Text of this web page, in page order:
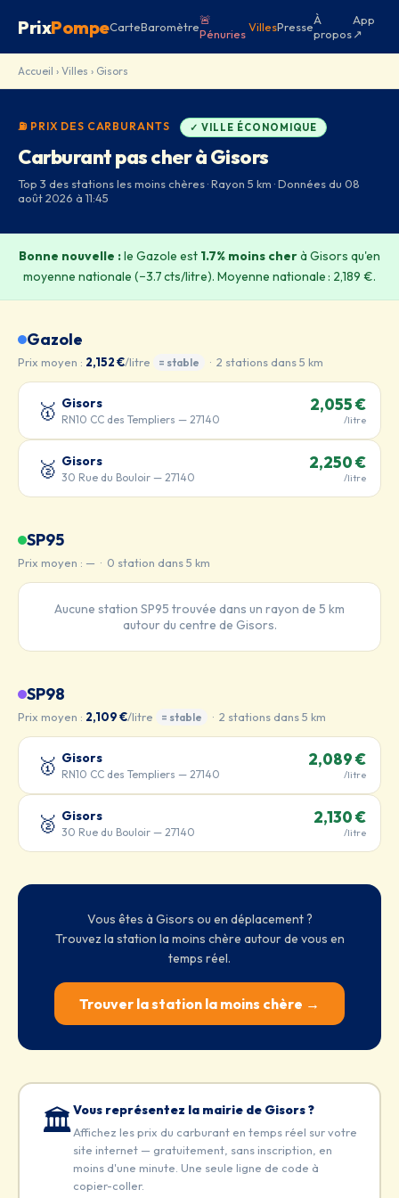
PrixPompeCarteBaromètre🚨
Pénuries VillesPresseÀ
propos
App
↗
Accueil › Villes › Gisors
⛽ PRIX DES CARBURANTS ✓ VILLE ÉCONOMIQUE
Carburant pas cher à Gisors
Top 3 des stations les moins chères · Rayon 5 km · Données du 08
août 2026 à 11:45
Bonne nouvelle :le Gazole est 1.7% moins cherà Gisors qu'en
moyenne nationale (−3.7 cts/litre). Moyenne nationale : 2,189 €.
Gazole
Prix moyen : 2,152 €/litre = stable · 2 stations dans 5 km
🥇 Gisors
RN10 CC des Templiers — 27140
2,055 €
/litre
🥈 Gisors
30 Rue du Bouloir — 27140
2,250 €
/litre
SP95
Prix moyen : — · 0 station dans 5 km
Aucune station SP95 trouvée dans un rayon de 5 km
autour du centre de Gisors.
SP98
Prix moyen : 2,109 €/litre = stable · 2 stations dans 5 km
🥇 Gisors
RN10 CC des Templiers — 27140
2,089 €
/litre
🥈 Gisors
30 Rue du Bouloir — 27140
2,130 €
/litre
Vous êtes à Gisors ou en déplacement ?
Trouvez la station la moins chère autour de vous en
temps réel.
Trouver la station la moins chère →
🏛️Vous représentez la mairie de Gisors ?
Affichez les prix du carburant en temps réel sur votre
site internet — gratuitement, sans inscription, en
moins d'une minute. Une seule ligne de code à
copier-coller.